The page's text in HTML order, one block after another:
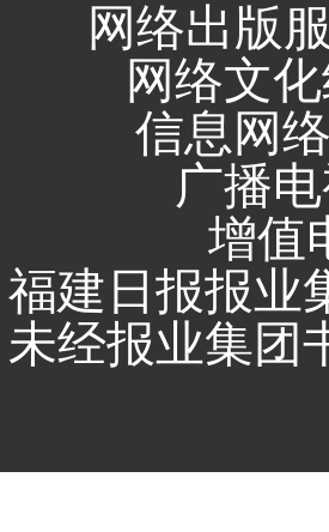
网络出版
网络文
信息网
广播
增值
福建日报报业
未经报业集团